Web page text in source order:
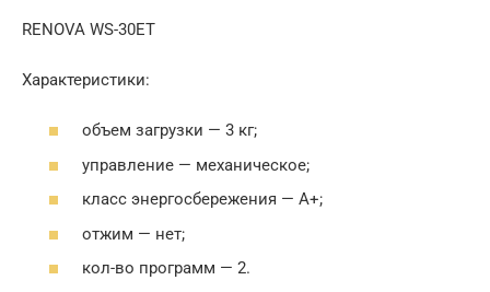
RENOVA WS-30ET
Характеристики:
объем загрузки — 3 кг;
управление — механическое;
класс энергосбережения — А+;
отжим — нет;
кол-во программ — 2.